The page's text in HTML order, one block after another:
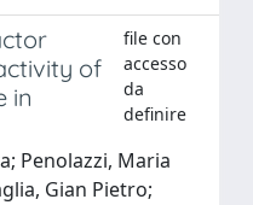
of
in
file con
accesso
da
definire
Penolazzi, Maria
Gian Pietro;